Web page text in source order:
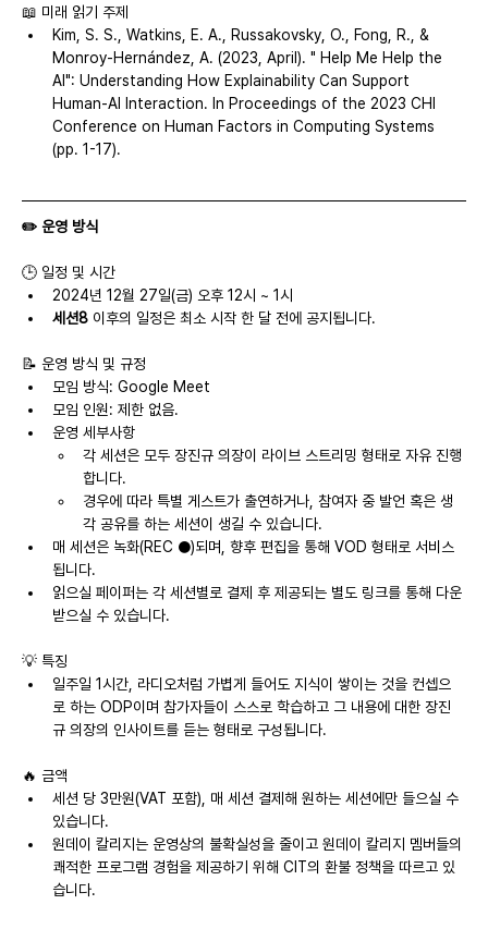
📖 미래 읽기 주제
Kim, S. S., Watkins, E. A., Russakovsky, O., Fong, R., &
Monroy-Hernández, A. (2023, April). " Help Me Help the
AI": Understanding How Explainability Can Support
Human-AI Interaction. In Proceedings of the 2023 CHI
Conference on Human Factors in Computing Systems
(pp. 1-17).
✏️ 운영 방식
🕒 일정 및 시간
2024년 12월 27일(금) 오후 12시 ~ 1시
세션8 이후의 일정은 최소 시작 한 달 전에 공지됩니다.
📝 운영 방식 및 규정
모임 방식: Google Meet
모임 인원: 제한 없음.
운영 세부사항
각 세션은 모두 장진규 의장이 라이브 스트리밍 형태로 자유 진행
합니다.
경우에 따라 특별 게스트가 출연하거나, 참여자 중 발언 혹은 생
각 공유를 하는 세션이 생길 수 있습니다.
매 세션은 녹화(REC ●)되며, 향후 편집을 통해 VOD 형태로 서비스
됩니다.
읽으실 페이퍼는 각 세션별로 결제 후 제공되는 별도 링크를 통해 다운
받으실 수 있습니다.
💡 특징
일주일 1시간, 라디오처럼 가볍게 들어도 지식이 쌓이는 것을 컨셉으
로 하는 ODP이며 참가자들이 스스로 학습하고 그 내용에 대한 장진
규 의장의 인사이트를 듣는 형태로 구성됩니다.
🔥 금액
세션 당 3만원(VAT 포함), 매 세션 결제해 원하는 세션에만 들으실 수
있습니다.
원데이 칼리지는 운영상의 불확실성을 줄이고 원데이 칼리지 멤버들의
쾌적한 프로그램 경험을 제공하기 위해 CIT의 환불 정책을 따르고 있
습니다.